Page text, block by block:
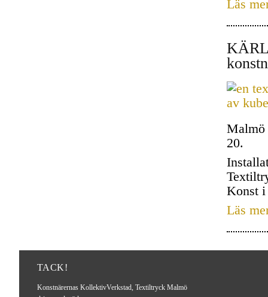
Läs
Malmö
20.
Konst i
Läs
TACK!
Konstnärernas KollektivVerkstad, Textiltryck Malmö